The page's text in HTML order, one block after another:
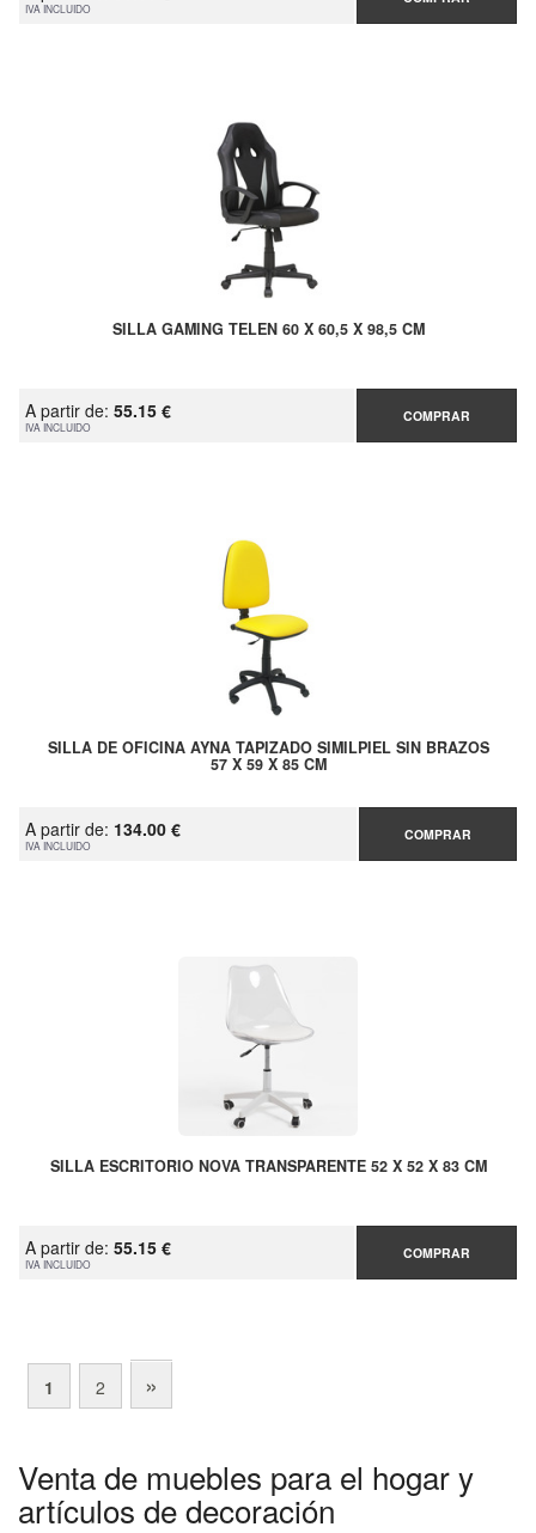
IVA INCLUIDO
SILLA GAMING TELEN 60 X 60,5 X 98,5 CM
A partir de: 55.15 €
IVA INCLUIDO
COMPRAR
SILLA DE OFICINA AYNA TAPIZADO SIMILPIEL SIN BRAZOS
57 X 59 X 85 CM
A partir de: 134.00 €
IVA INCLUIDO
COMPRAR
SILLA ESCRITORIO NOVA TRANSPARENTE 52 X 52 X 83 CM
A partir de: 55.15 €
IVA INCLUIDO
COMPRAR
1 2 »
Venta de muebles para el hogar y
artículos de decoración